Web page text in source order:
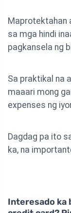
Maprotektahan
sa mga hindi
pagkansela ng
Sa praktikal na
maaari mong
expenses ng
Dagdag pa ito
ka, na
Interesado ka